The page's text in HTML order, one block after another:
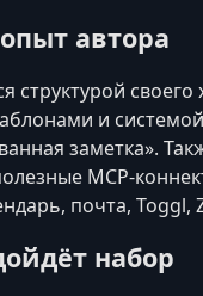
автора
структурой
и
заметка».
почта, Toggl,
набор